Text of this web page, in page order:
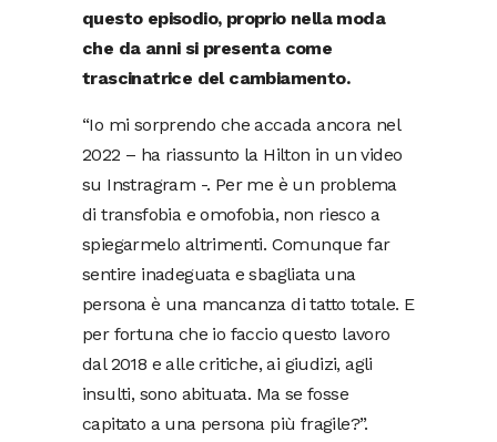
questo episodio, proprio nella moda
che da anni si presenta come
trascinatrice del cambiamento.
“Io mi sorprendo che accada ancora nel
2022 – ha riassunto la Hilton in un video
su Instragram -. Per me è un problema
di transfobia e omofobia, non riesco a
spiegarmelo altrimenti. Comunque far
sentire inadeguata e sbagliata una
persona è una mancanza di tatto totale. E
per fortuna che io faccio questo lavoro
dal 2018 e alle critiche, ai giudizi, agli
insulti, sono abituata. Ma se fosse
capitato a una persona più fragile?”.